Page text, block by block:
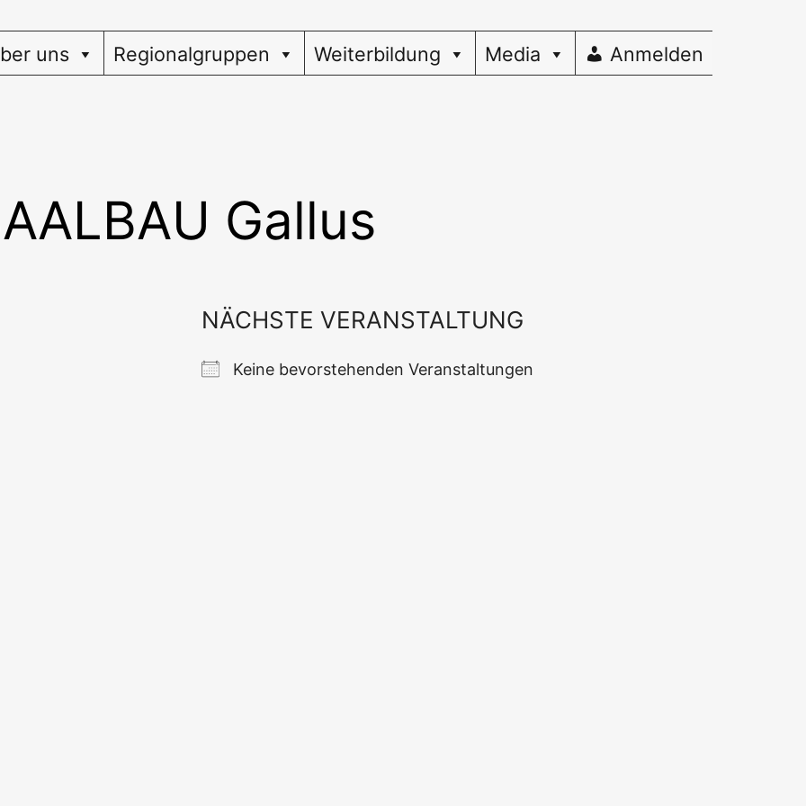
uns Regionalgruppen Weiterbildung Media Anmelden
Gallus
NÄCHSTE VERANSTALTUNG
Kei­ne bevor­ste­hen­den Veranstaltungen